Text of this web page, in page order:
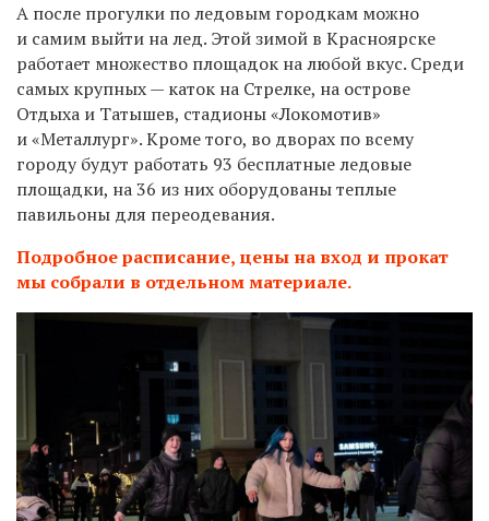
А после прогулки по ледовым городкам можно
и самим выйти на лед. Этой зимой в Красноярске
работает множество площадок на любой вкус. Среди
самых крупных — каток на Стрелке, на острове
Отдыха и Татышев, стадионы «Локомотив»
и «Металлург». Кроме того, во дворах по всему
городу будут работать 93 бесплатные ледовые
площадки, на 36 из них оборудованы теплые
павильоны для переодевания.
Подробное расписание, цены на вход и прокат
мы собрали в отдельном материале.